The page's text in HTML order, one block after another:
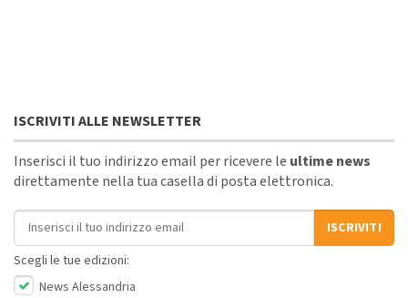
ISCRIVITI ALLE NEWSLETTER
Inserisci il tuo indirizzo email per ricevere le ultime news
direttamente nella tua casella di posta elettronica.
Indirizzo email
ISCRIVITI
Scegli le tue edizioni:
News Alessandria